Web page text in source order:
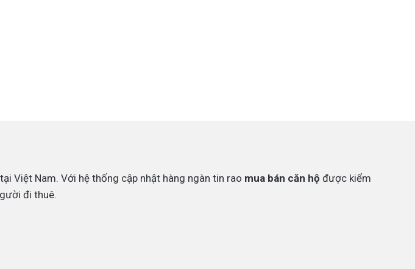
tại Việt Nam. Với hệ thống cập nhật hàng ngàn tin rao mua bán căn hộ được kiểm
đi thuê.